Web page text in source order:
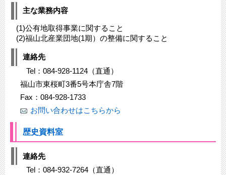
主な業務内容
(1)公有地取得事業に関すること
(2)福山北産業団地(1期）の整備に関すること
連絡先
Tel：084-928-1124（直通）
福山市東桜町3番5号本庁舎7階
Fax：084-928-1733
お問い合わせはこちらから
歴史資料室
連絡先
Tel：084-932-7264（直通）